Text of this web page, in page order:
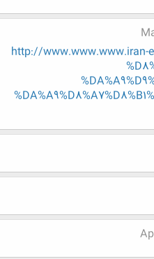
http://www.www.www.iran-